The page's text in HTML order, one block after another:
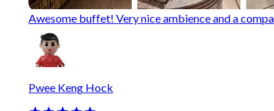
Awesome buffet! Very nice ambience and a
Pwee Keng Hock